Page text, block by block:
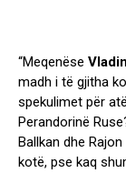
“Meqenëse
madh i të gjitha
spekulimet për
Perandorinë
Ballkan dhe
kotë, pse kaq